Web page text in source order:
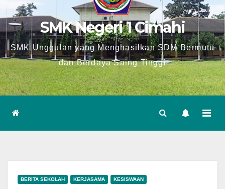
SMK Negeri 1 Cimahi
SMK Unggulan yang Menghasilkan SDM Bermutu
dan Berdaya Saing Tinggi
BERITA SEKOLAH KERJASAMA KESISWAAN